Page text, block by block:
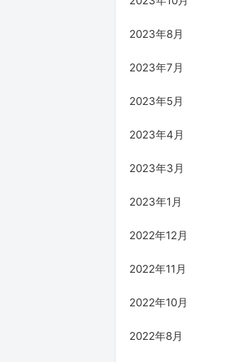
2023年8月
2023年7月
2023年5月
2023年4月
2023年3月
2023年1月
2022年12月
2022年11月
2022年10月
2022年8月